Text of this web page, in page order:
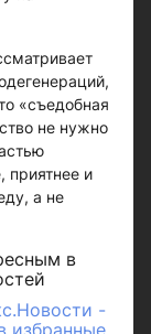
«съедобная
не нужно
приятнее и
а не
в
-